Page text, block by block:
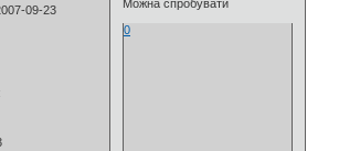
09-23
Можна спробувати
0